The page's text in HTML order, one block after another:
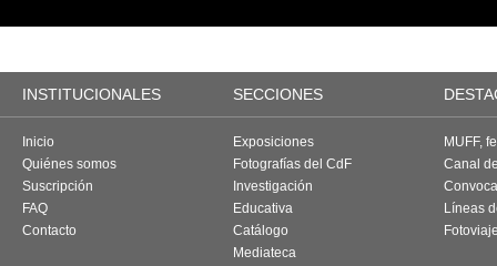
INSTITUCIONALES SECCIONES
Inicio
Quiénes somos
Suscripción
FAQ
Contacto
Exposiciones
Fotografías del CdF
Investigación
Educativa
Catálogo
Mediateca
MUFF,
Canal
Líneas